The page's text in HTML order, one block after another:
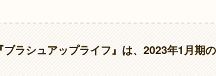
ブラシュアップライフ』は、2023年1月期